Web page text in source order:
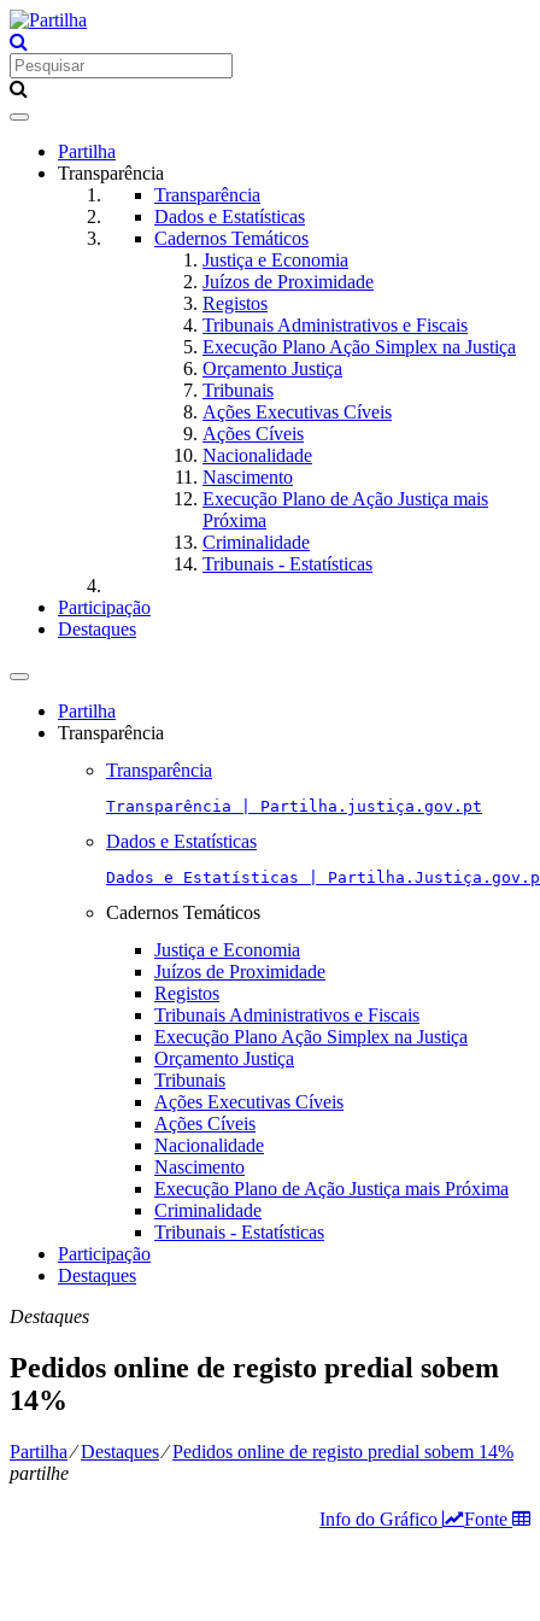
Toggle
navigationPartilha
Transparência
Transparência
Dados e Estatísticas
Cadernos Temáticos
Justiça e Economia
Juízos de Proximidade
Registos
Tribunais Administrativos e Fiscais
Execução Plano Ação Simplex na Justiça
Orçamento Justiça
Tribunais
Ações Executivas Cíveis
Ações Cíveis
Nacionalidade
Nascimento
Execução Plano de Ação Justiça mais
Próxima
Criminalidade
Tribunais - Estatísticas
Participação
Destaques
Toggle
navigationPartilha
Transparência
Transparência
Transparência | Partilha.justiça.gov.pt
Dados e Estatísticas
Dados e Estatísticas |
Cadernos Temáticos
Justiça e Economia
Juízos de Proximidade
Registos
Tribunais Administrativos e Fiscais
Execução Plano Ação Simplex na Justiça
Orçamento Justiça
Tribunais
Ações Executivas Cíveis
Ações Cíveis
Nacionalidade
Nascimento
Execução Plano de Ação Justiça mais Próxima
Criminalidade
Tribunais - Estatísticas
Participação
Destaques
Destaques
Pedidos online de registo predial sobem
14%
Partilha⁄Destaques⁄Pedidos online de registo predial sobem 14%
partilhe
Fonte
Info do Gráfico